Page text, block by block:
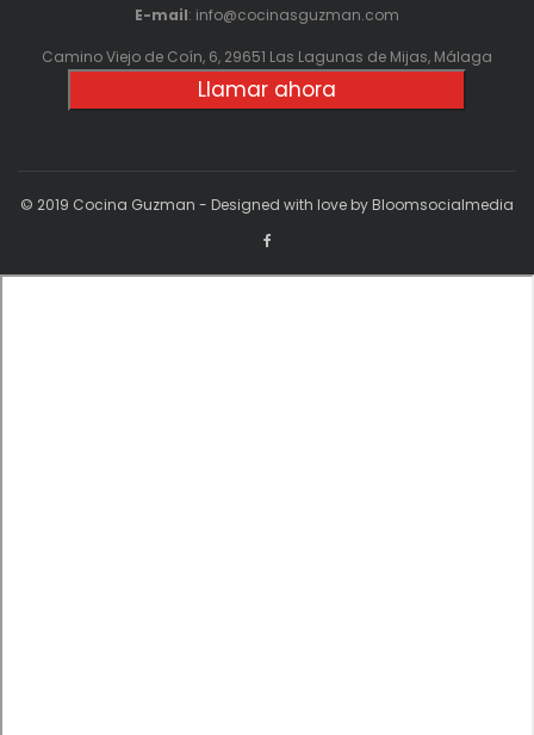
E-mail: info@cocinasguzman.com
Camino Viejo de Coín, 6, 29651 Las Lagunas de Mijas, Málaga
Llamar ahora
© 2019 Cocina Guzman - Designed with love by Bloomsocialmedia